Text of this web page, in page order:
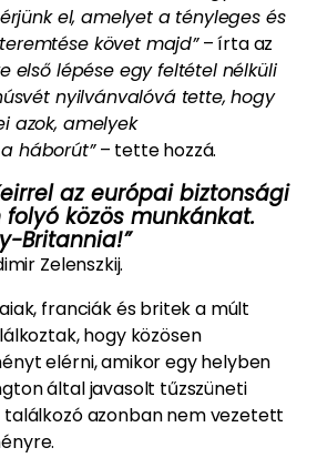
el, amelyet a tényleges és
követ majd”– írta az
első lépése egy feltétel nélküli
nyilvánvalóvá tette, hogy
azok, amelyek
háborút”– tette hozzá.
az európai biztonsági
közös munkánkat.
Britannia!”
Zelenszkij.
franciák és britek a múlt
hogy közösen
elérni, amikor egy helyben
által javasolt tűzszüneti
találkozó azonban nem vezetett